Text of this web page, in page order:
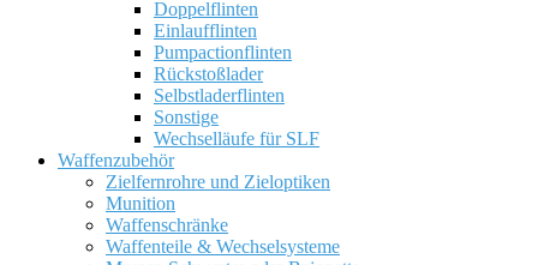
Doppelflinten
Einlaufflinten
Pumpactionflinten
Rückstoßlader
Selbstladerflinten
Sonstige
Wechselläufe für SLF
Waffenzubehör
Zielfernrohre und Zieloptiken
Munition
Waffenschränke
Waffenteile & Wechselsysteme